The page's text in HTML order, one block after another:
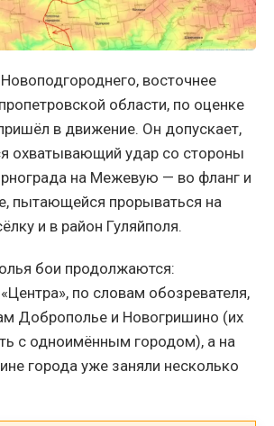
восточнее
области, по оценке
в движение. Он допускает,
охватывающий удар со стороны
на Межевую — во фланг и
пытающейся прорываться на
и в район Гуляйполя.
бои продолжаются:
по словам обозревателя,
Доброполье и Новогришино (их
с одноимённым городом), а на
города уже заняли несколько